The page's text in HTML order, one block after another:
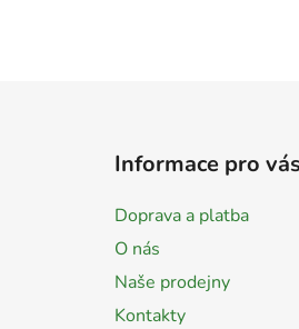
Informace pro vás
Doprava a platba
O nás
Naše prodejny
Kontakty